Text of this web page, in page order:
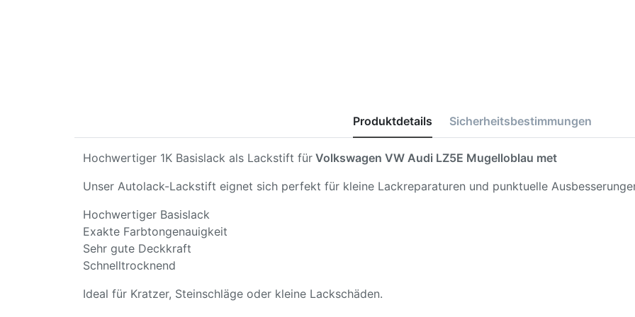
Produktdetails Sicherheitsbestimmungen
Hochwertiger 1K Basislack als Lackstift für Volkswagen VW Audi LZ5E Mugelloblau met
Unser Autolack-Lackstift eignet sich perfekt für kleine Lackreparaturen und punktuelle
Hochwertiger Basislack
Exakte Farbtongenauigkeit
Sehr gute Deckkraft
Schnelltrocknend
Ideal für Kratzer, Steinschläge oder kleine Lackschäden.